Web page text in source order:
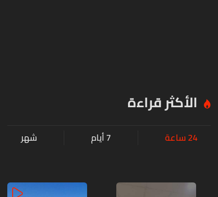
الأكثر قراءة
24 ساعة 7 أيام شهر